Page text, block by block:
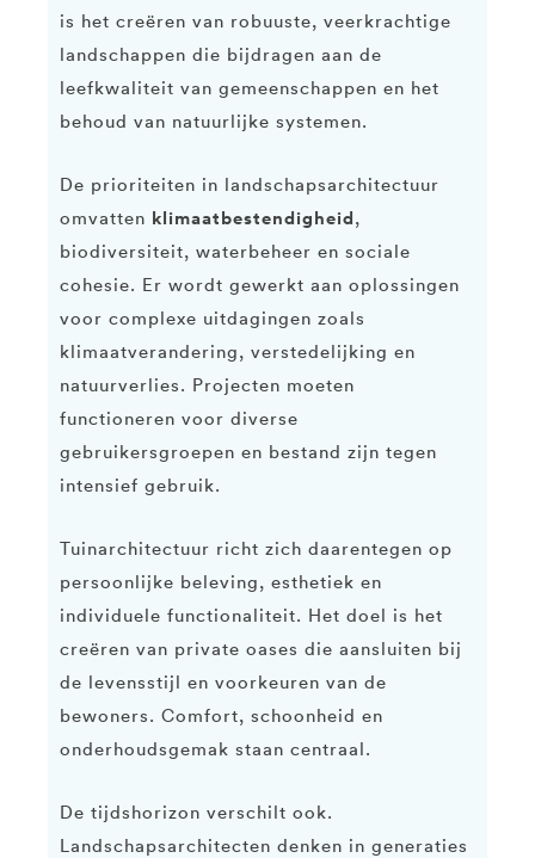
is het creëren van robuuste, veerkrachtige
landschappen die bijdragen aan de
leefkwaliteit van gemeenschappen en het
behoud van natuurlijke systemen.
De prioriteiten in landschapsarchitectuur
omvatten klimaatbestendigheid,
biodiversiteit, waterbeheer en sociale
cohesie. Er wordt gewerkt aan oplossingen
voor complexe uitdagingen zoals
klimaatverandering, verstedelijking en
natuurverlies. Projecten moeten
functioneren voor diverse
gebruikersgroepen en bestand zijn tegen
intensief gebruik.
Tuinarchitectuur richt zich daarentegen op
persoonlijke beleving, esthetiek en
individuele functionaliteit. Het doel is het
creëren van private oases die aansluiten bij
de levensstijl en voorkeuren van de
bewoners. Comfort, schoonheid en
onderhoudsgemak staan centraal.
De tijdshorizon verschilt ook.
Landschapsarchitecten denken in generaties